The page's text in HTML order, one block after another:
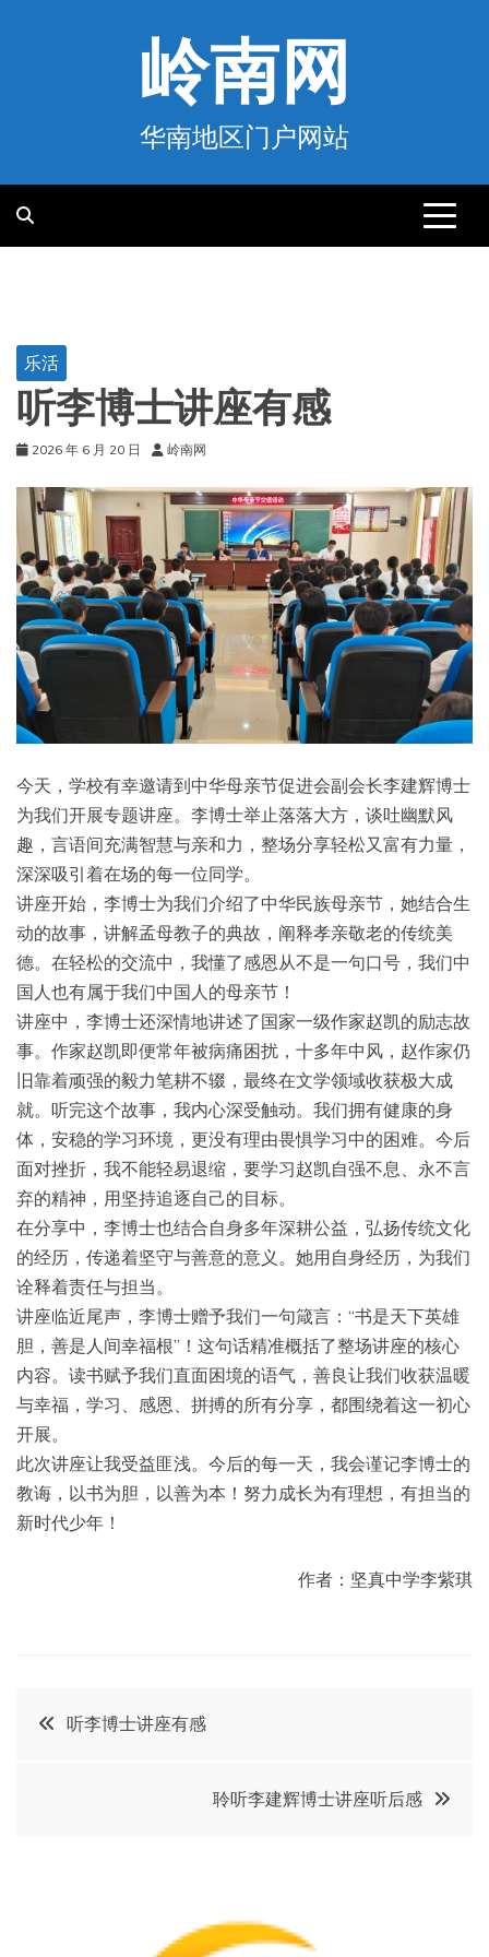
岭南网
华南地区门户网站
乐活
听李博士讲座有感
2026 年 6 月 20 日 岭南网
今天，学校有幸邀请到中华母亲节促进会副会长李建辉博士
为我们开展专题讲座。李博士举止落落大方，谈吐幽默风
趣，言语间充满智慧与亲和力，整场分享轻松又富有力量，
深深吸引着在场的每一位同学。
讲座开始，李博士为我们介绍了中华民族母亲节，她结合生
动的故事，讲解孟母教子的典故，阐释孝亲敬老的传统美
德。在轻松的交流中，我懂了感恩从不是一句口号，我们中
国人也有属于我们中国人的母亲节！
讲座中，李博士还深情地讲述了国家一级作家赵凯的励志故
事。作家赵凯即便常年被病痛困扰，十多年中风，赵作家仍
旧靠着顽强的毅力笔耕不辍，最终在文学领域收获极大成
就。听完这个故事，我内心深受触动。我们拥有健康的身
体，安稳的学习环境，更没有理由畏惧学习中的困难。今后
面对挫折，我不能轻易退缩，要学习赵凯自强不息、永不言
弃的精神，用坚持追逐自己的目标。
在分享中，李博士也结合自身多年深耕公益，弘扬传统文化
的经历，传递着坚守与善意的意义。她用自身经历，为我们
诠释着责任与担当。
讲座临近尾声，李博士赠予我们一句箴言：“书是天下英雄
胆，善是人间幸福根”！这句话精准概括了整场讲座的核心
内容。读书赋予我们直面困境的语气，善良让我们收获温暖
与幸福，学习、感恩、拼搏的所有分享，都围绕着这一初心
开展。
此次讲座让我受益匪浅。今后的每一天，我会谨记李博士的
教诲，以书为胆，以善为本！努力成长为有理想，有担当的
新时代少年！
作者：坚真中学李紫琪
文
听李博士讲座有感
聆听李建辉博士讲座听后感